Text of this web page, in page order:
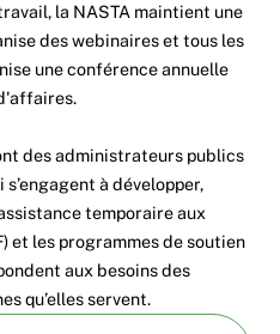
la NASTA maintient une
des webinaires et tous les
une conférence annuelle
des administrateurs publics
à développer,
temporaire aux
et les programmes de soutien
aux besoins des
qu’elles servent.